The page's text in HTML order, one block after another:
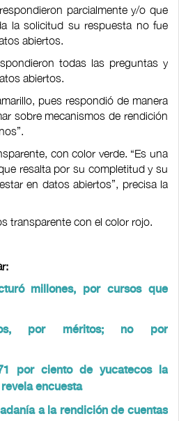
parcialmente y/o que
la solicitud su respuesta no fue
abiertos.
todas las preguntas y
abiertos.
pues respondió de manera
sobre mecanismos de rendición
con color verde. “Es una
resalta por su completitud y su
en datos abiertos”, precisa la
transparente con el color rojo.
millones, por cursos que
por méritos; no por
por ciento de yucatecos la
encuesta
a la rendición de cuentas